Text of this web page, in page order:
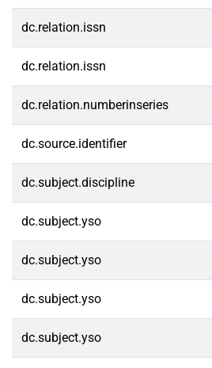
dc.relation.issn
dc.relation.issn
dc.relation.numberinseries
dc.source.identifier
dc.subject.discipline
dc.subject.yso
dc.subject.yso
dc.subject.yso
dc.subject.yso